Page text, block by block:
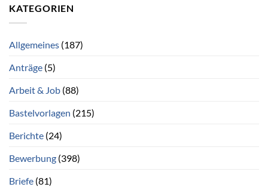
KATEGORIEN
Allgemeines (187)
Anträge (5)
Arbeit & Job (88)
Bastelvorlagen (215)
Berichte (24)
Bewerbung (398)
Briefe (81)